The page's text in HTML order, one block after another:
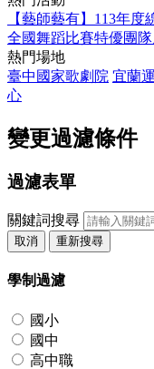
【藝師藝有】113年度
全國舞蹈比賽特優團
熱門場地
臺中國家歌劇院 宜蘭
心
變更過濾條件
過濾表單
關鍵詞搜尋
取消 重新搜尋
學制過濾
國小
國中
高中職